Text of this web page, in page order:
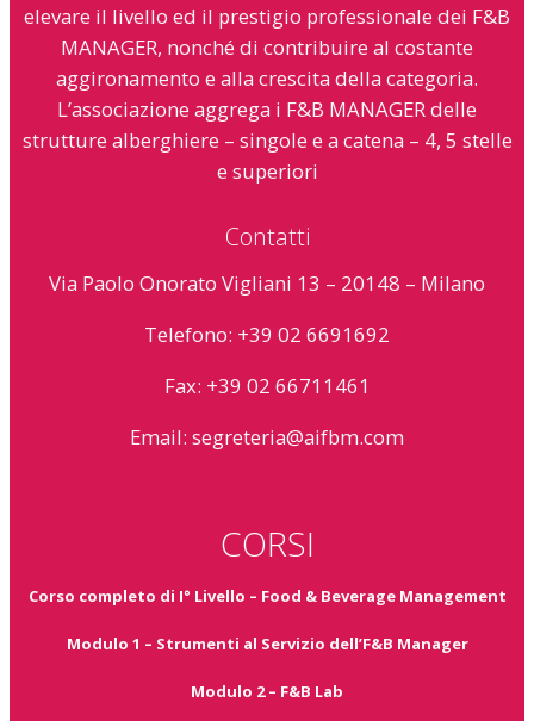
elevare il livello ed il prestigio professionale dei F&B
MANAGER, nonché di contribuire al costante
aggironamento e alla crescita della categoria.
L’associazione aggrega i F&B MANAGER delle
strutture alberghiere – singole e a catena – 4, 5 stelle
e superiori
Contatti
Via Paolo Onorato Vigliani 13 – 20148 – Milano
Telefono: +39 02 6691692
Fax: +39 02 66711461
Email: segreteria@aifbm.com
CORSI
Corso completo di I° Livello – Food & Beverage Management
Modulo 1 – Strumenti al Servizio dell’F&B Manager
Modulo 2 – F&B Lab